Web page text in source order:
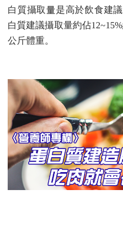
白質攝取量是高於飲食建
白質建議攝取量約佔
公斤體重。